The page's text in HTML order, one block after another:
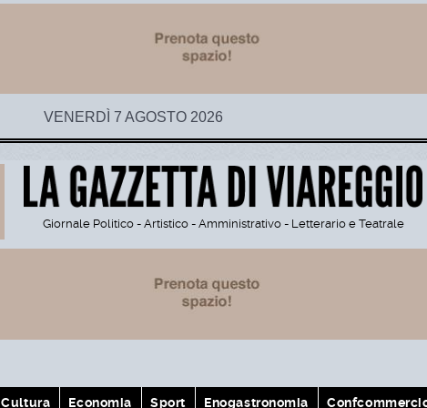
VENERDÌ 7 AGOSTO 2026
Giornale Politico - Artistico - Amministrativo - Letterario e Teatrale
Cultura Economia Sport Enogastronomia